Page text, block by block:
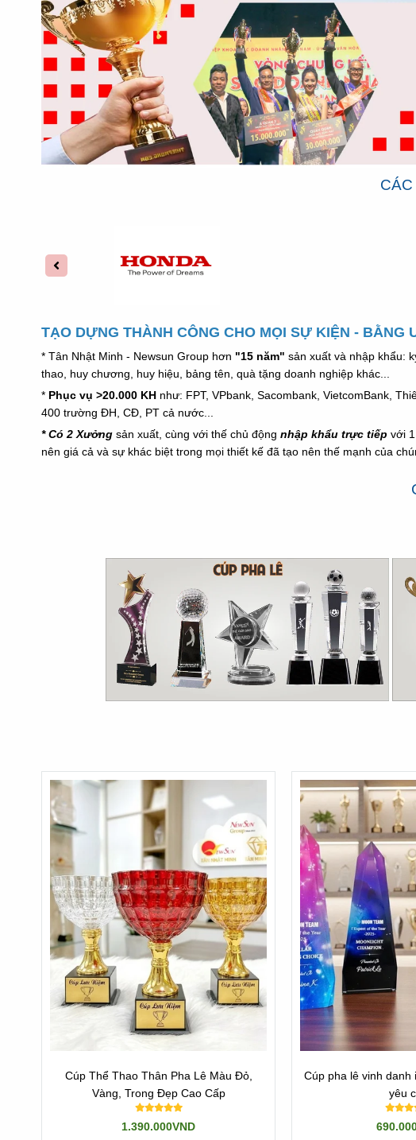
TẠO DỰNG THÀNH CÔNG CHO MỌI SỰ KIỆN - BẰNG
* Tân Nhật Minh - Newsun Group hơn "15 năm" sản xuất và nhập khẩu:
thao, huy chương, huy hiệu, bảng tên, quà tặng doanh nghiệp khác...
* Phục vụ >20.000 KH như: FPT, VPbank, Sacombank, VietcomBank,
400 trường ĐH, CĐ, PT cả nước...
* Có 2 Xưởng sản xuất, cùng với thế chủ động nhập khẩu trực tiếp với 1
nên giá cả và sự khác biệt trong mọi thiết kế đã tạo nên thế mạnh của
Cúp Thể Thao Thân Pha Lê Màu Đỏ,
Vàng, Trong Đẹp Cao Cấp
1.390.000VND
Cúp pha lê vinh danh
yêu